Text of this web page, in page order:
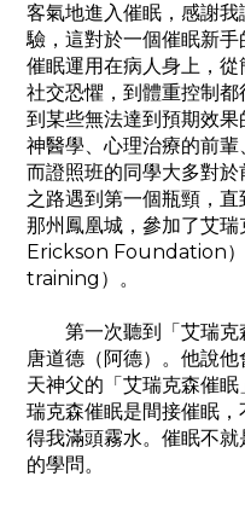
客氣地進入催眠，感謝
驗，這對於一個催眠新
催眠運用在病人身上，
社交恐懼，到體重控制
到某些無法達到預期效
神醫學、心理治療的前輩
而證照班的同學大多對
之路遇到第一個瓶頸，
那州鳳凰城，參加了艾
Erickson Foundation
training）。
第一次聽到「艾瑞克
唐道德（阿德）。他說
天神父的「艾瑞克森催
瑞克森催眠是間接催眠
得我滿頭霧水。催眠不
的學問。